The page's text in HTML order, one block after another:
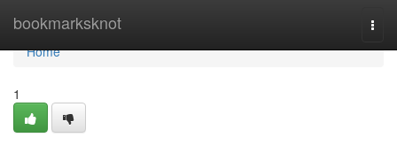
bookmarksknot
Home
Home
1